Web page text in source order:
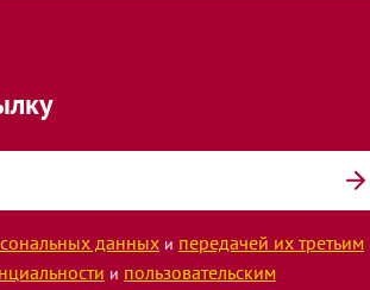
данных и передачей их третьим
и пользовательским